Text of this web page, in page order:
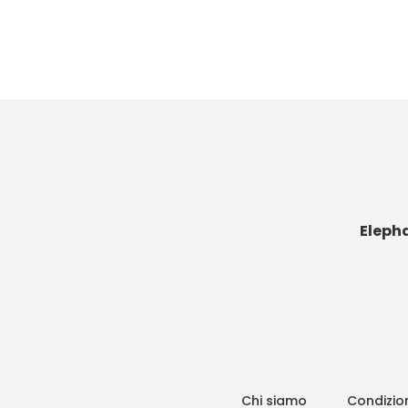
Chi siamo